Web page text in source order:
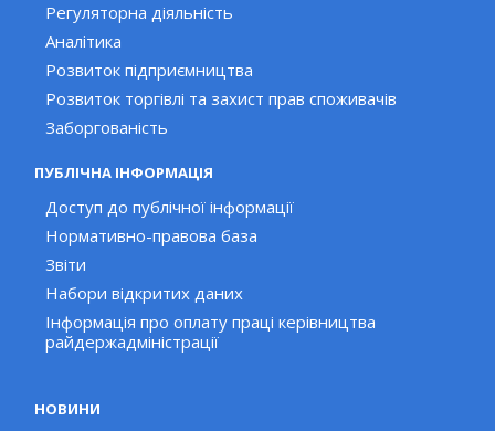
Регуляторна діяльність
Аналітика
Розвиток підприємництва
Розвиток торгівлі та захист прав споживачів
Заборгованість
ПУБЛІЧНА ІНФОРМАЦІЯ
Доступ до публічної інформації
Нормативно-правова база
Звіти
Набори відкритих даних
Інформація про оплату праці керівництва
райдержадміністрації
НОВИНИ